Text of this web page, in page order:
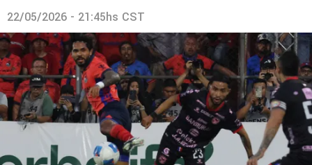
22/05/2026 - 21:45hs CST